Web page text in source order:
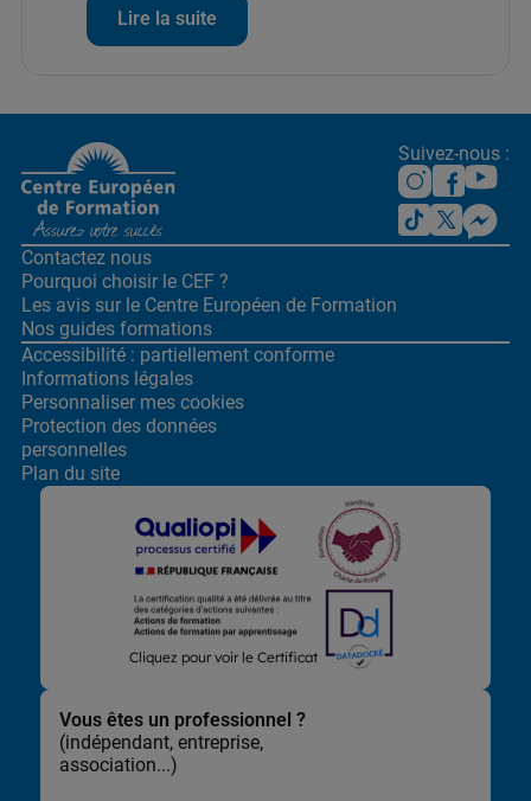
Lire la suite
Suivez-nous :
Cliquez pour voir le Certificat
Contactez nous
Pourquoi choisir le CEF ?
Les avis sur le Centre Européen de Formation
Nos guides formations
Accessibilité : partiellement conforme
Informations légales
Personnaliser mes cookies
Protection des données
personnelles
Plan du site
Vous êtes un professionnel ?
(indépendant, entreprise,
association...)
Lors de la navigation sur notre site, nous recueillons et traitons
des données vous concernant qui nous permettent de vous
de vous adresser, directement ou via des partenaires, des
communications et publicités personnalisées et de mesurer
leur efficacité. Elles nous permettent également d’adapter le
contenu de notre site à vos préférences, de vous faciliter le